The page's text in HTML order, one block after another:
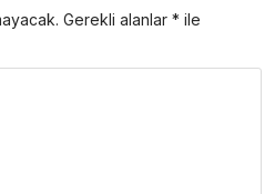
Gerekli alanlar * ile